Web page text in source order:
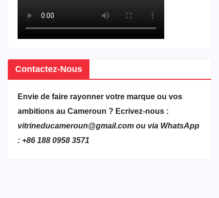
Contactez-Nous
Envie de faire rayonner votre marque ou vos
ambitions au Cameroun ? Ecrivez-nous :
vitrineducameroun@gmail.com ou via WhatsApp
: +86 188 0958 3571